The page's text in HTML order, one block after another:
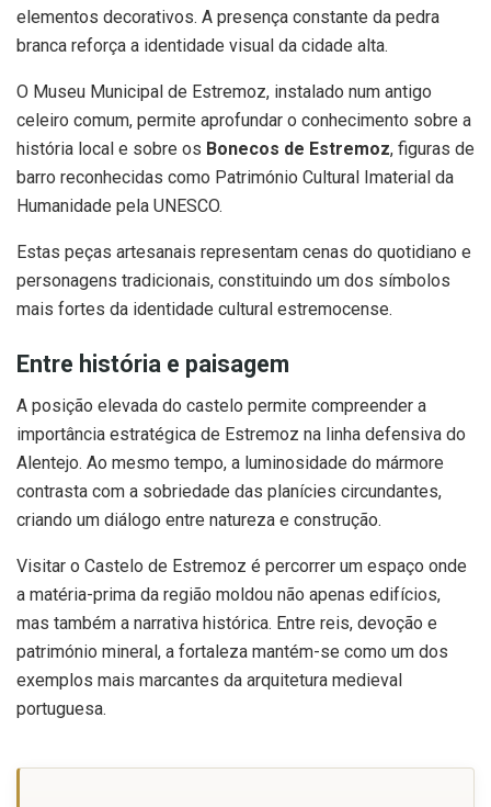
elementos decorativos. A presença constante da pedra
branca reforça a identidade visual da cidade alta.
O Museu Municipal de Estremoz, instalado num antigo
celeiro comum, permite aprofundar o conhecimento sobre a
história local e sobre os Bonecos de Estremoz, figuras de
barro reconhecidas como Património Cultural Imaterial da
Humanidade pela UNESCO.
Estas peças artesanais representam cenas do quotidiano e
personagens tradicionais, constituindo um dos símbolos
mais fortes da identidade cultural estremocense.
Entre história e paisagem
A posição elevada do castelo permite compreender a
importância estratégica de Estremoz na linha defensiva do
Alentejo. Ao mesmo tempo, a luminosidade do mármore
contrasta com a sobriedade das planícies circundantes,
criando um diálogo entre natureza e construção.
Visitar o Castelo de Estremoz é percorrer um espaço onde
a matéria-prima da região moldou não apenas edifícios,
mas também a narrativa histórica. Entre reis, devoção e
património mineral, a fortaleza mantém-se como um dos
exemplos mais marcantes da arquitetura medieval
portuguesa.